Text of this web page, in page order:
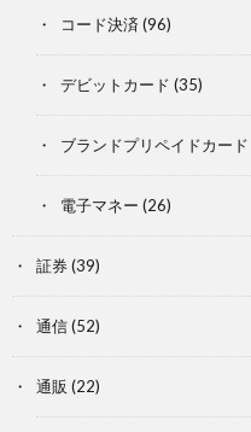
コード決済 (96)
デビットカード (35)
ブランドプリペイドカード
電子マネー (26)
証券(39)
通信(52)
通販 (22)